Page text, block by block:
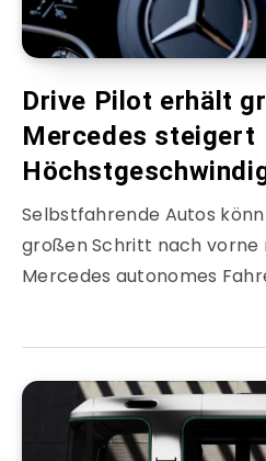
Drive Pilot erhält
Mercedes steigert
Selbstfahrende Autos
großen Schritt nach vorne
Mercedes autonomes